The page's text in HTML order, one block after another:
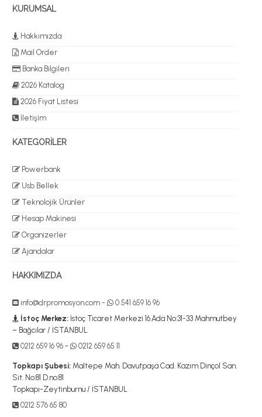
KURUMSAL
Hakkımızda
Mail Order
Banka Bilgileri
2026 Katalog
2026 Fiyat Listesi
İletişim
KATEGORİLER
Powerbank
Usb Bellek
Teknolojik Ürünler
Hesap Makinesi
Organizerler
Ajandalar
HAKKIMIZDA
info@drpromosyon.com -
0 541 659 16 96
İstoç Merkez: İstoç Ticaret Merkezi 16.Ada No:31-33 Mahmutbey
– Bağcılar / İSTANBUL
0212 659 16 96 - 0212 659 65 11
Topkapı Şubesi: Maltepe Mah. Davutpaşa Cad. Kazım Dinçol San.
Sit. No:81 D.no:81
Topkapı-Zeytinburnu / İSTANBUL
0212 576 65 80